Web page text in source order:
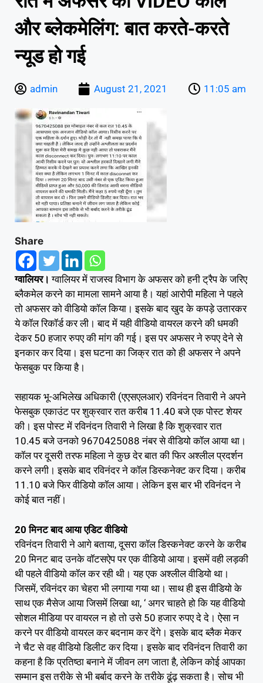
और ब्लेकमेलिंग: बात करते-करते
न्यूड हो गई
admin August 21, 2021 11:05 am
Share
ग्वालियर। ग्वालियर में राजस्व विभाग के अफसर को हनी ट्रैप के जरिए
ब्लैकमेल करने का मामला सामने आया है। यहां आरोपी महिला ने पहले
तो अफसर को वीडियो कॉल किया। इसके बाद खुद के कपड़े उतारकर
ये कॉल रिकॉर्ड कर ली। बाद में यही वीडियो वायरल करने की धमकी
देकर 50 हजार रुपए की मांग की गई। इस पर अफसर ने रुपए देने से
इनकार कर दिया। इस घटना का जिक्र रात को ही अफसर ने अपने
फेसबुक पर किया है।
सहायक भू-अभिलेख अधिकारी (एएसएलआर) रविनंदन तिवारी ने अपने
फेसबुक एकाउंट पर शुक्रवार रात करीब 11.40 बजे एक पोस्ट शेयर
की। इस पोस्ट में रविनंदन तिवारी ने लिखा है कि शुक्रवार रात
10.45 बजे उनको 9670425088 नंबर से वीडियो कॉल आया था।
कॉल पर दूसरी तरफ महिला ने कुछ देर बात की फिर अश्लील प्रदर्शन
करने लगी। इसके बाद रविनंदर ने कॉल डिस्कनेक्ट कर दिया। करीब
11.10 बजे फिर वीडियो कॉल आया। लेकिन इस बार भी रविनंदन ने
कोई बात नहीं।
20 मिनट बाद आया एडिट वीडियो
रविनंदन तिवारी ने आगे बताया, दूसरा कॉल डिस्कनेक्ट करने के करीब
20 मिनट बाद उनके वॉटसऐप पर एक वीडियो आया। इसमें वही लड़की
थी पहले वीडियो कॉल कर रही थी। यह एक अश्लील वीडियो था।
जिसमें, रविनंदर का चेहरा भी लगाया गया था। साथ ही इस वीडियो के
साथ एक मैसेज आया जिसमें लिखा था, ‘ अगर चाहते हो कि यह वीडियो
सोशल मीडिया पर वायरल न हो तो उसे 50 हजार रुपए दे दे। ऐसा न
करने पर वीडियो वायरल कर बदनाम कर देंगे। इसके बाद ब्लैक मेकर
ने चैट से वह वीडियो डिलीट कर दिया। इसके बाद रविनंदन तिवारी का
कहना है कि प्रतिष्ठा बनाने में जीवन लग जाता है, लेकिन कोई आपका
सम्मान इस तरीके से भी बर्बाद करने के तरीके ढूंढ़ सकता है। सोच भी